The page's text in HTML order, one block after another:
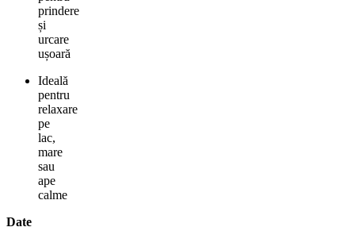
prindere
și
urcare
ușoară
Ideală
pentru
relaxare
pe
lac,
mare
sau
ape
calme
Date